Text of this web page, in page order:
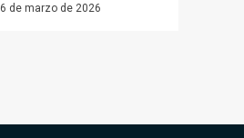
6 de marzo de 2026